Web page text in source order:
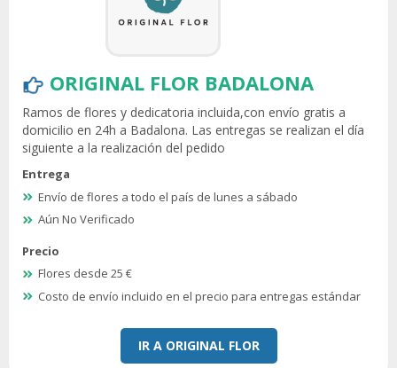
ORIGINAL FLOR BADALONA
Ramos de flores y dedicatoria incluida,con envío gratis a
domicilio en 24h a Badalona. Las entregas se realizan el día
siguiente a la realización del pedido
Entrega
Envío de flores a todo el país de lunes a sábado
Aún No Verificado
Precio
Flores desde 25 €
Costo de envío incluido en el precio para entregas estándar
IR A ORIGINAL FLOR